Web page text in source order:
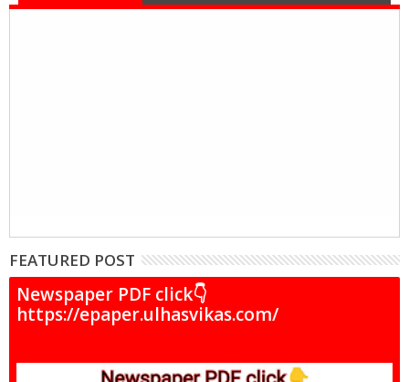
FEATURED POST
Newspaper PDF click👇
https://epaper.ulhasvikas.com/